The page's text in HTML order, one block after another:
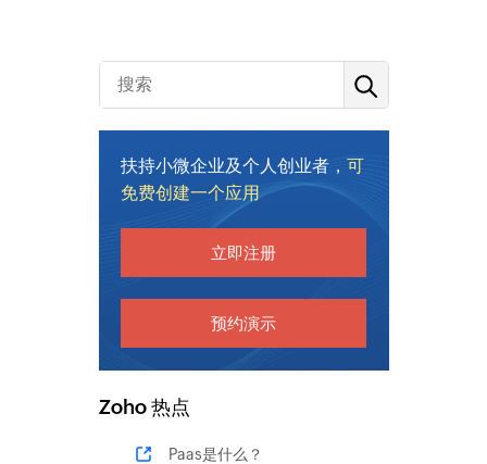
扶持小微企业及个人创业者， 可
免费创建一个应用
立即注册
预约演示
Zoho 热点
Paas是什么？